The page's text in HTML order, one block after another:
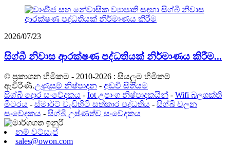
2026/07/23
සිග්බී නිවාස ආරක්ෂණ පද්ධතියක් නිර්මාණය කිරීම...
© ප්‍රකාශන හිමිකම - 2010-2026 : සියලුම හිමිකම්
ඇවිරිණි.උණුසුම් නිෂ්පාදන - අඩවි සිතියම
සිග්බී දොර සංවේදකය - Iot උපාංග නිෂ්පාදකයින් - Wifi බලශක්ති
මීටරය - ස්මාර්ට් වැඩිහිටි සත්කාර පද්ධතිය - සිග්බී චලන
සංවේදකය - සිග්බී උෂ්ණත්ව සංවේදකය
නම් වට්සැප්
sales@owon.com